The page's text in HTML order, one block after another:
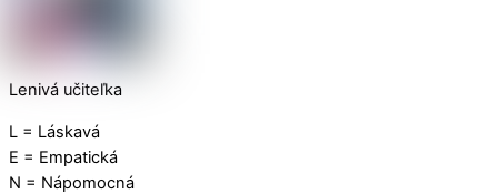
Lenivá učiteľka
L = Láskavá
E = Empatická
N = Nápomocná